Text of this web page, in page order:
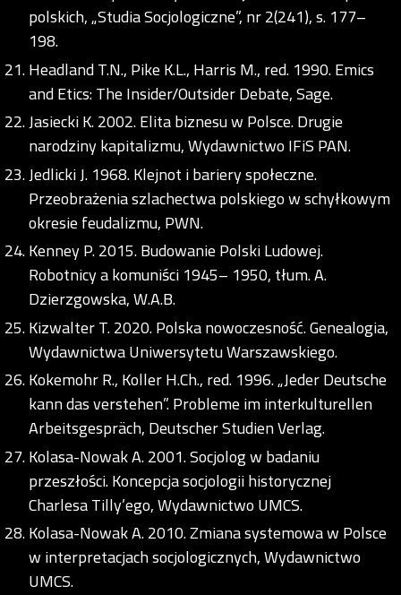
polskich, „Studia Socjologiczne”, nr 2(241), s. 177–
198.
Headland T.N., Pike K.L., Harris M., red. 1990. Emics
and Etics: The Insider/Outsider Debate, Sage.
Jasiecki K. 2002. Elita biznesu w Polsce. Drugie
narodziny kapitalizmu, Wydawnictwo IFiS PAN.
Jedlicki J. 1968. Klejnot i bariery społeczne.
Przeobrażenia szlachectwa polskiego w schyłkowym
okresie feudalizmu, PWN.
Kenney P. 2015. Budowanie Polski Ludowej.
Robotnicy a komuniści 1945– 1950, tłum. A.
Dzierzgowska, W.A.B.
Kizwalter T. 2020. Polska nowoczesność. Genealogia,
Wydawnictwa Uniwersytetu Warszawskiego.
Kokemohr R., Koller H.Ch., red. 1996. „Jeder Deutsche
kann das verstehen”. Probleme im interkulturellen
Arbeitsgespräch, Deutscher Studien Verlag.
Kolasa-Nowak A. 2001. Socjolog w badaniu
przeszłości. Koncepcja socjologii historycznej
Charlesa Tilly’ego, Wydawnictwo UMCS.
Kolasa-Nowak A. 2010. Zmiana systemowa w Polsce
w interpretacjach socjologicznych, Wydawnictwo
UMCS.